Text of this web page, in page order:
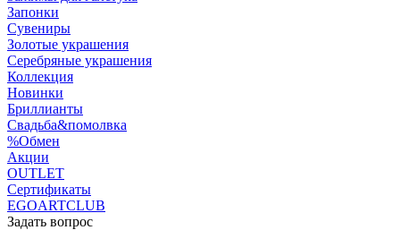
Запонки
Сувениры
Золотые украшения
Серебряные украшения
Коллекция
Новинки
Бриллианты
Свадьба&помолвка
%Обмен
Акции
OUTLET
Сертификаты
EGOARTCLUB
Задать вопрос